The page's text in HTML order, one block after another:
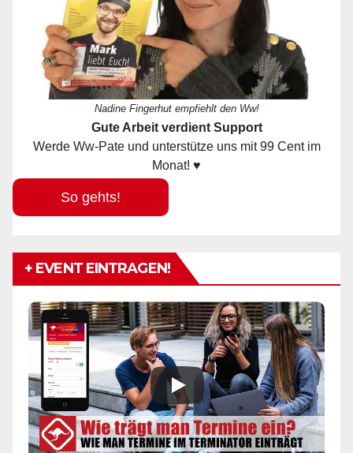
Nadine Fingerhut empfiehlt den Ww!
Gute Arbeit verdient Support
Werde Ww-Pate und unterstütze uns mit 99 Cent im
Monat! ♥
So gehts!
+ EVENT EINTRAGEN!